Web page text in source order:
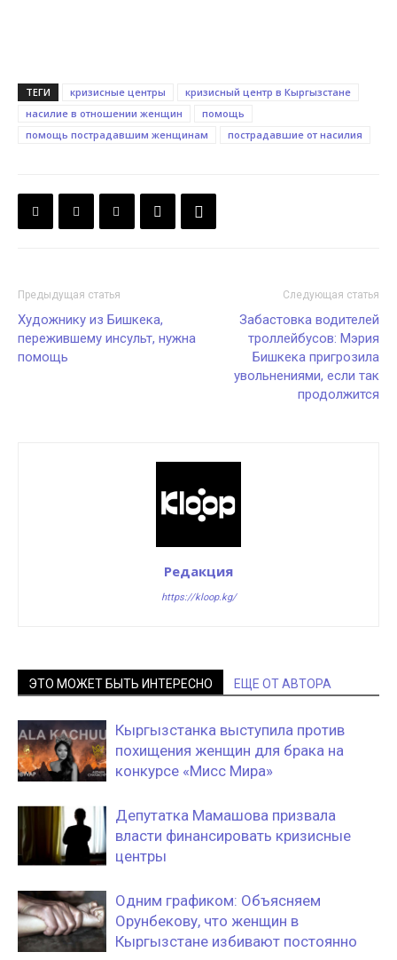
ТЕГИ кризисные центры
кризисный центр в Кыргызстане
насилие в отношении женщин
помощь
помощь пострадавшим женщинам
пострадавшие от насилия
Предыдущая статья
Художнику из Бишкека,
пережившему инсульт, нужна
помощь
Следующая статья
Забастовка водителей
троллейбусов: Мэрия
Бишкека пригрозила
увольнениями, если так
продолжится
Редакция
https://kloop.kg/
ЭТО МОЖЕТ БЫТЬ ИНТЕРЕСНО ЕЩЕ ОТ АВТОРА
Кыргызстанка выступила против
похищения женщин для брака на
конкурсе «Мисс Мира»
Депутатка Мамашова призвала
власти финансировать кризисные
центры
Одним графиком: Объясняем
Орунбекову, что женщин в
Кыргызстане избивают постоянно